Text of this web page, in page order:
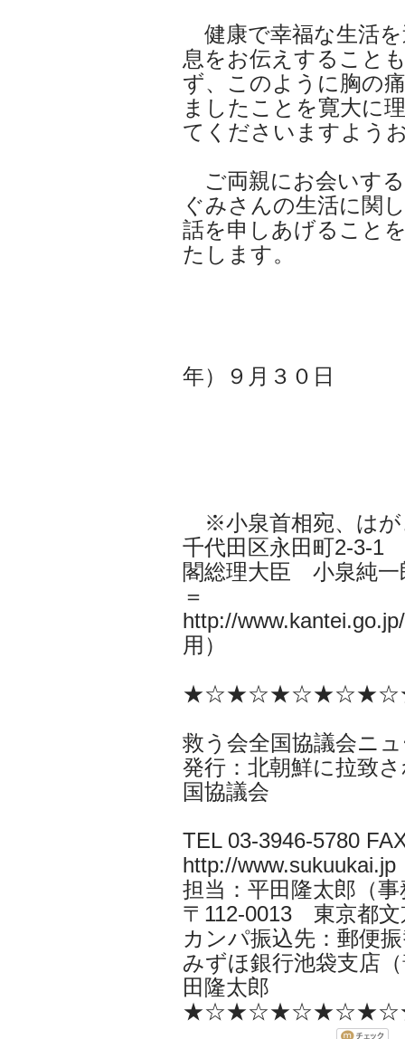
健康で幸福な生活
息をお伝えすること
ず、このように胸の
ましたことを寛大に
てくださいますよう
ご両親にお会いす
ぐみさんの生活に関
話を申しあげること
たします。
年）９月３０日
※小泉首相宛、は
千代田区永田町2-3-1
閣総理大臣 小泉純一
＝
http://
用）
救う会全国協議会ニ
発行：北朝鮮に拉致
国協議会
TEL 03-3946-5780
http://www.sukuukai.jp
担当：平田隆太郎（
〒112-0013 東京都文
カンパ振込先：郵便
みずほ銀行池袋支店
田隆太郎